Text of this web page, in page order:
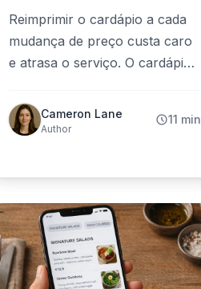
Reimprimir o cardápio a cada
mudança de preço custa caro
e atrasa o serviço. O cardápio
atualização instantânea, em
vários idiomas, sem aplicativo.
— válido para o cardápio no
Brasil e a ementa digital em
Portugal.
Cameron Lane
Author
11 min